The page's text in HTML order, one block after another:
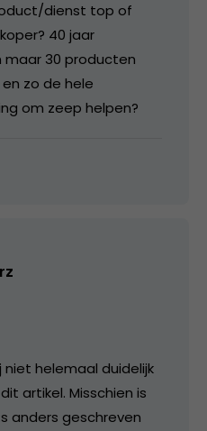
dienst top of
40 jaar
30 producten
zo de hele
om zeep helpen?
niet helemaal duidelijk
artikel. Misschien is
anders geschreven